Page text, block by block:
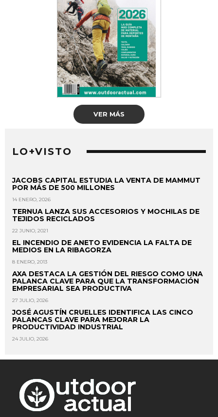
VER MÁS
LO+VISTO
JACOBS CAPITAL ESTUDIA LA VENTA DE MAMMUT
POR MÁS DE 500 MILLONES
14 ENERO, 2026
TERNUA LANZA SUS ACCESORIOS Y MOCHILAS DE
TEJIDOS RECICLADOS
22 JUNIO, 2021
EL INCENDIO DE ANETO EVIDENCIA LA FALTA DE
MEDIOS EN LA RIBAGORZA
8 ENERO, 2013
AXA DESTACA LA GESTIÓN DEL RIESGO COMO UNA
PALANCA CLAVE PARA QUE LA TRANSFORMACIÓN
EMPRESARIAL SEA PRODUCTIVA
27 JULIO, 2026
JOSÉ AGUSTÍN CRUELLES IDENTIFICA LAS CINCO
PALANCAS CLAVE PARA MEJORAR LA
PRODUCTIVIDAD INDUSTRIAL
24 JULIO, 2026